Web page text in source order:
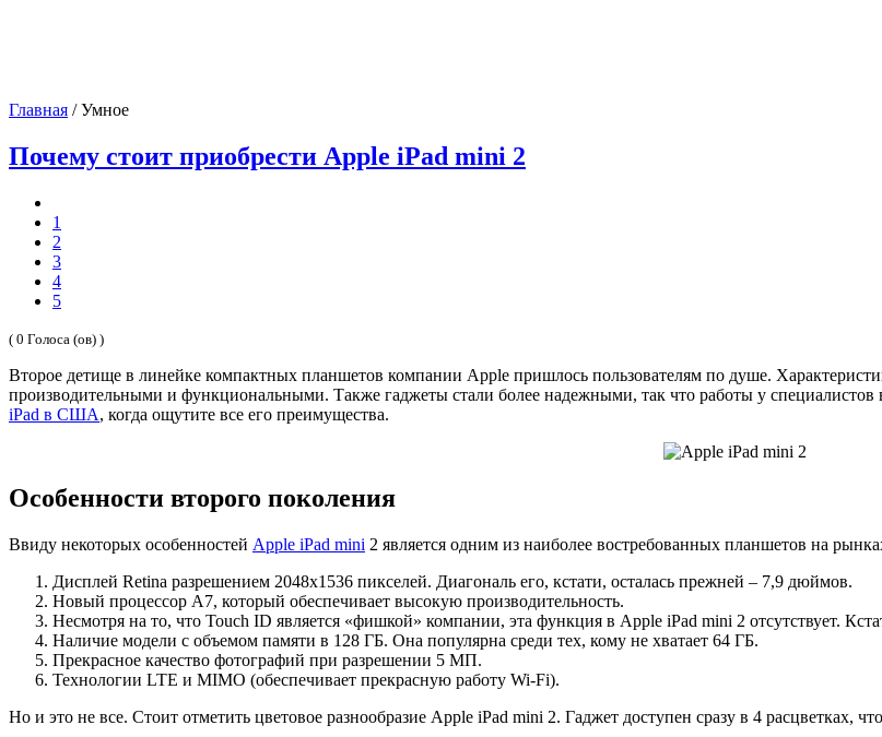
Главная /Умное
Почему стоит приобрести Apple iPad mini 2
1
2
3
4
5
( 0 Голоса (ов) )
Второе детище в линейке компактных планшетов компании Apple пришлось пользователям по душе.
производительными и функциональными. Также гаджеты стали более надежными, так что работы у специалистов
iPad в США, когда ощутите все его преимущества.
Особенности второго поколения
Ввиду некоторых особенностей Apple iPad mini 2 является одним из наиболее востребованных планшетов на
Дисплей Retina разрешением 2048х1536 пикселей. Диагональ его, кстати, осталась прежней – 7,9 дюймов.
Новый процессор A7, который обеспечивает высокую производительность.
Несмотря на то, что Touch ID является «фишкой» компании, эта функция в Apple iPad mini 2 отсутствует.
Наличие модели с объемом памяти в 128 ГБ. Она популярна среди тех, кому не хватает 64 ГБ.
Прекрасное качество фотографий при разрешении 5 МП.
Технологии LTE и MIMO (обеспечивает прекрасную работу Wi-Fi).
Но и это не все. Стоит отметить цветовое разнообразие Apple iPad mini 2. Гаджет доступен сразу в 4 расцветках,